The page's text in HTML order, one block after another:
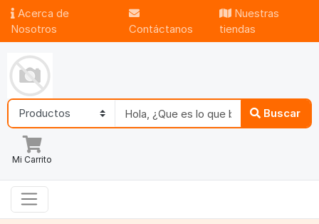
Acerca de
Nosotros
Contáctanos
Nuestras
tiendas
Buscar
Mi Carrito